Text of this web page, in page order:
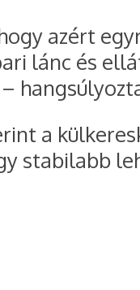
azért
lánc és
a
stabilabb